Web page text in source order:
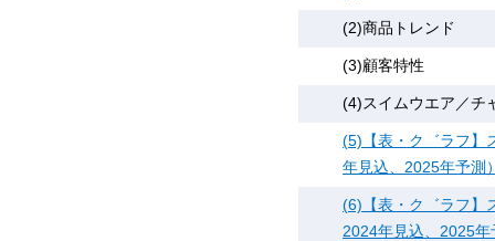
(2)商品トレンド
(3)顧客特性
(4)スイムウエア／チ
(5)【表・ク゛ラフ】
年見込、2025年予測
(6)【表・ク゛ラフ】
2024年見込、2025年